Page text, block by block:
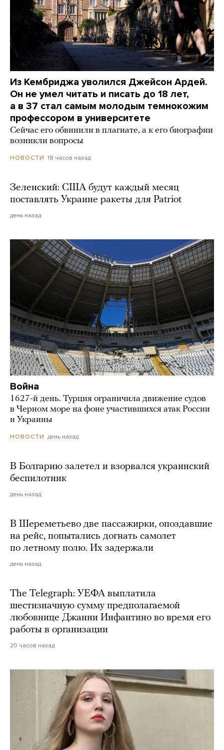
Из Кембриджа уволился Джейсон Ардей.
Он не умел читать и писать до 18 лет,
а в 37 стал самым молодым темнокожим
профессором в университете
Сейчас его обвинили в плагиате, а к его биографии
возникли вопросы
НОВОСТИ 18 часов назад
Зеленский: США будут каждый месяц
поставлять Украине ракеты для Patriot
день назад
Война
1627-й день. Турция ограничила движение судов
в Черном море на фоне участившихся атак России
и Украины
НОВОСТИ день назад
В Болгарию залетел и взорвался украинский
беспилотник
день назад
В Шереметьево две пассажирки, опоздавшие
на рейс, попытались догнать самолет
по летному полю. Их задержали
день назад
The Telegraph: УЕФА выплатила
шестизначную сумму предполагаемой
любовнице Джанни Инфантино во время его
работы в организации
20 часов назад